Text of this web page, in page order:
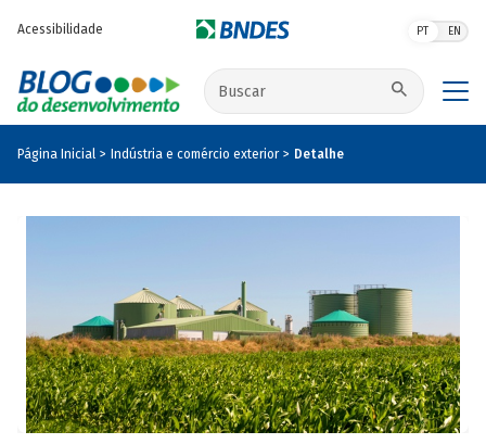
Acessibilidade PT EN
Buscar no site
Página Inicial Indústria e comércio exterior Detalhe